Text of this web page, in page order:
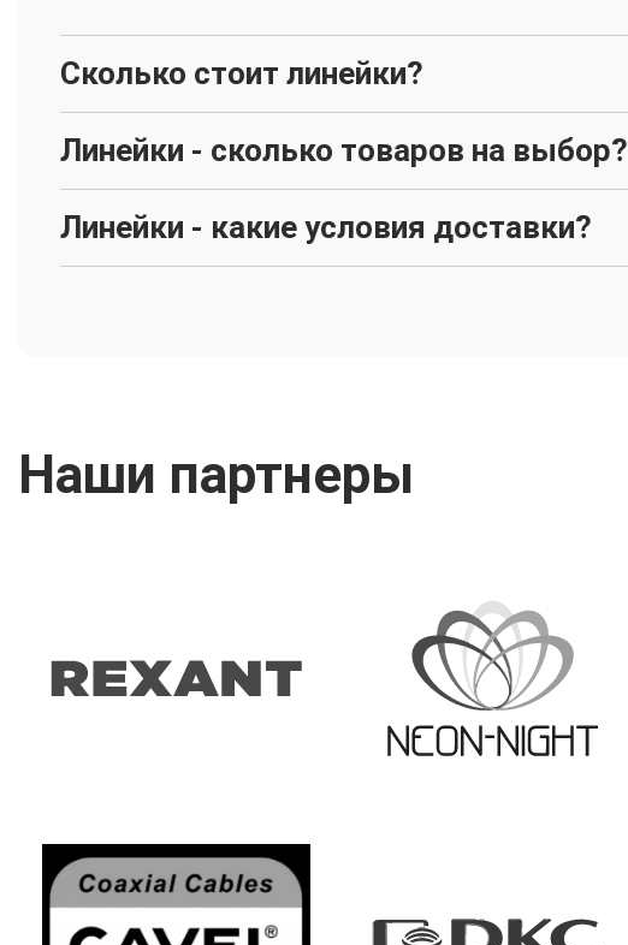
Сколько стоит линейки?
Линейки - сколько товаров на выбор?
Линейки - какие условия доставки?
Наши партнеры